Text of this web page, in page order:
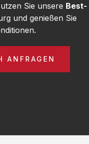
Sie unsere Best-
und genießen Sie
ANFRAGEN